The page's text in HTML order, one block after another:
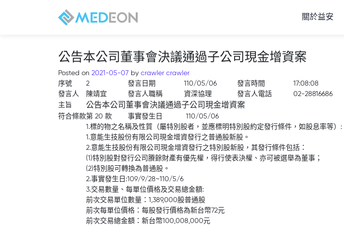
關於益安
公告本公司董事會決議通過子公司現金增資案
Posted on 2021-05-07 by crawler crawler
序號
2 發言日期 110/05/06 發言時間
17:08:08
發言人
陳靖宜 發言人職稱 資深協理 發言人電話
02-28816686
主旨
公告本公司董事會決議通過子公司現金增資案
符合條款第 20 款 事實發生日 110/05/06
1.標的物之名稱及性質（屬特別股者，並應標明特別股約定發行條件，如股息率等）:
1.意能生技股份有限公司現金增資發行之普通股新股。
2.意能生技股份有限公司現金增資發行之特別股新股，其發行條件包括：
(1)特別股對發行公司賸餘財產有優先權，得行使表決權、亦可被選舉為董事；
(2)特別股可轉換為普通股。
2.事實發生日:109/9/28~110/5/6
3.交易數量、每單位價格及交易總金額:
前次交易單位數量：1,389,000股普通股
前次每單位價格：每股發行價格為新台幣72元
前次交易總金額：新台幣100,008,000元